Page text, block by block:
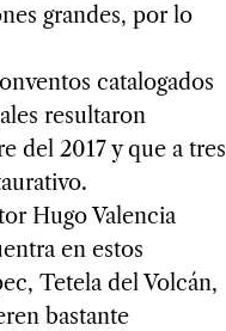
grandes, por lo
catalogados
resultaron
del 2017 y que a tres
Hugo Valencia
en estos
Tetela del Volcán,
bastante